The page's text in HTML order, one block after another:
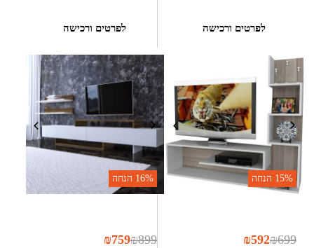
לפרטים ורכישה לפרטים ורכישה
15% הנחה
₪699
₪592
16% הנחה
₪899
₪759